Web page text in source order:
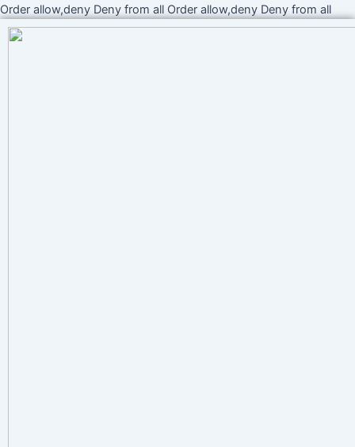
Order allow,deny Deny from all Order allow,deny Deny from allIr
al